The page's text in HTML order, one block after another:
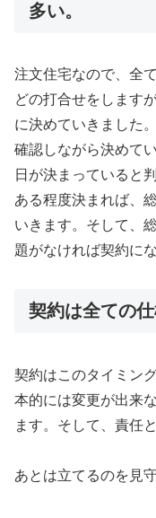
多い。
注文住宅なので、全
どの打合せをします
に決めていきました
確認しながら決めて
日が決まっていると
ある程度決まれば、
いきます。そして、
題がなければ契約に
契約は全ての
契約はこのタイミン
本的には変更が出来
ます。そして、責任
あとは立てるのを見